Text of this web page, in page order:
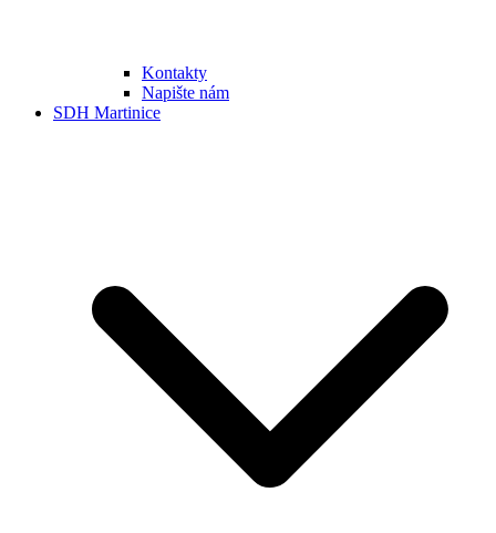
Kontakty
Napište nám
SDH Martinice